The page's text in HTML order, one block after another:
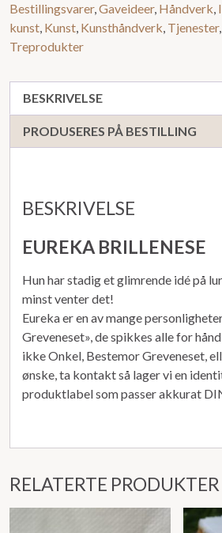
Bestillingsvarer,Gaveideer, Håndverk,
kunst, Kunst, Kunsthåndverk, Tjenester,
Treprodukter
BESKRIVELSE
PRODUSERES PÅ BESTILLING
BESKRIVELSE
EUREKA BRILLENESE
Hun har stadig et glimrende idé på
minst venter det!
Eureka er en av mange
Greveneset», de spikkes alle for
ikke Onkel, Bestemor Greveneset,
ønske, ta kontakt så lager vi en
produktlabel som passer akkurat
RELATERTE PRODUKTER